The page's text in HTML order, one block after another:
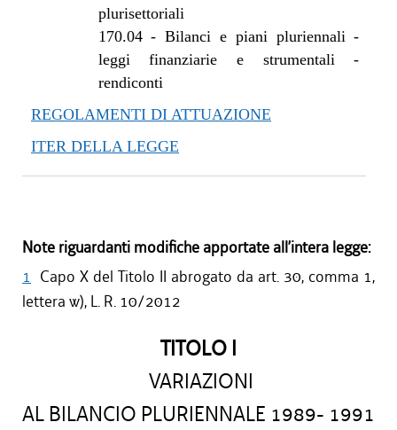
plurisettoriali
170.04-Bilanci e piani pluriennali -
leggi finanziarie e strumentali -
rendiconti
REGOLAMENTI DI ATTUAZIONE
ITER DELLA LEGGE
Note riguardanti modifiche apportate all’intera legge:
1 Capo X del Titolo II abrogato da art. 30, comma 1,
lettera w), L. R. 10/2012
TITOLO I
VARIAZIONI
AL BILANCIO PLURIENNALE 1989- 1991